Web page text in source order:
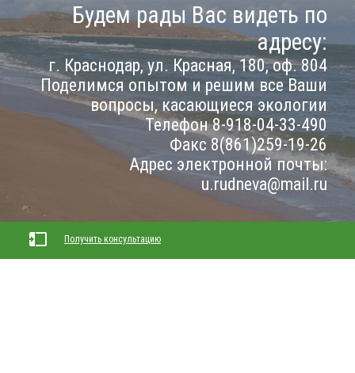
Будем рады Вас видеть по
адресу:
г. Краснодар, ул. Красная, 180, оф. 804
Поделимся опытом и решим все Ваши
вопросы, касающиеся экологии
Телефон 8-918-04-33-490
Факс 8(861)259-19-26
Адрес электронной почты:
u.rudneva@mail.ru
Получить консультацию